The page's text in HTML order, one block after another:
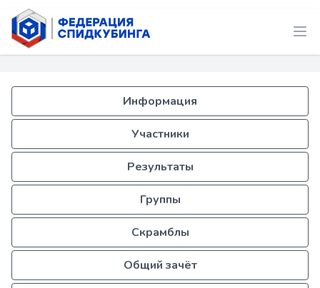
Информация
Участники
Результаты
Группы
Скрамблы
Общий зачёт